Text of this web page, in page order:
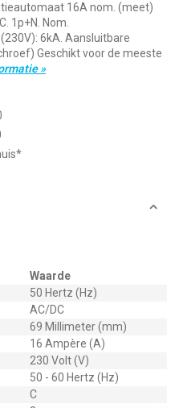
16A nom. (meet)
1p+N. Nom.
6kA. Aansluitbare
Geschikt voor de meeste
»
Waarde
50 Hertz (Hz)
AC/DC
69 Millimeter (mm)
16 Ampère (A)
230 Volt (V)
50 - 60 Hertz (Hz)
C